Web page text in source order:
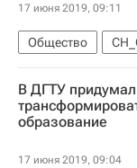
17 июня 2019, 09:11
Общество
Единый
Навигатор
В ДГТУ
образование
17 июня 2019, 09:04